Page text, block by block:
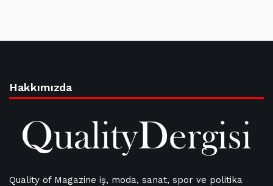
Hakkımızda
Quality of Magazine iş, moda, sanat, spor ve politika